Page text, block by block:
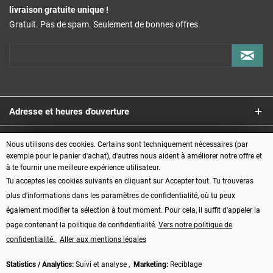
livraison gratuite unique !
Gratuit. Pas de spam. Seulement de bonnes offres.
Adresse et heures d'ouverture
Service
Informations
Modes de paiement
Nous utilisons des cookies. Certains sont techniquement nécessaires (par
exemple pour le panier d'achat), d'autres nous aident à améliorer notre offre et
à te fournir une meilleure expérience utilisateur.
Tu acceptes les cookies suivants en cliquant sur Accepter tout. Tu trouveras
plus d'informations dans les paramètres de confidentialité, où tu peux
également modifier ta sélection à tout moment. Pour cela, il suffit d'appeler la
page contenant la politique de confidentialité. Vers notre politique de
confidentialité.
Aller aux mentions légales
Statistics / Analytics: Suivi et analyse , Marketing: Reciblage